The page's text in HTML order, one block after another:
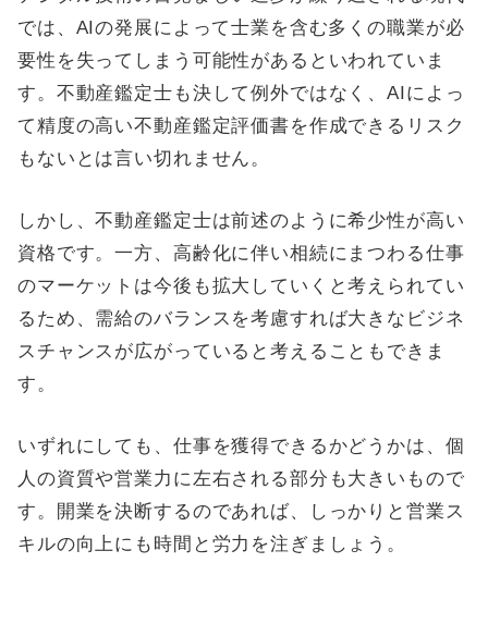
では、AIの発展によって士業を含む多くの職業が必
要性を失ってしまう可能性があるといわれていま
す。不動産鑑定士も決して例外ではなく、AIによっ
て精度の高い不動産鑑定評価書を作成できるリスク
もないとは言い切れません。
しかし、不動産鑑定士は前述のように希少性が高い
資格です。一方、高齢化に伴い相続にまつわる仕事
のマーケットは今後も拡大していくと考えられてい
るため、需給のバランスを考慮すれば大きなビジネ
スチャンスが広がっていると考えることもできま
す。
いずれにしても、仕事を獲得できるかどうかは、個
人の資質や営業力に左右される部分も大きいもので
す。開業を決断するのであれば、しっかりと営業ス
キルの向上にも時間と労力を注ぎましょう。